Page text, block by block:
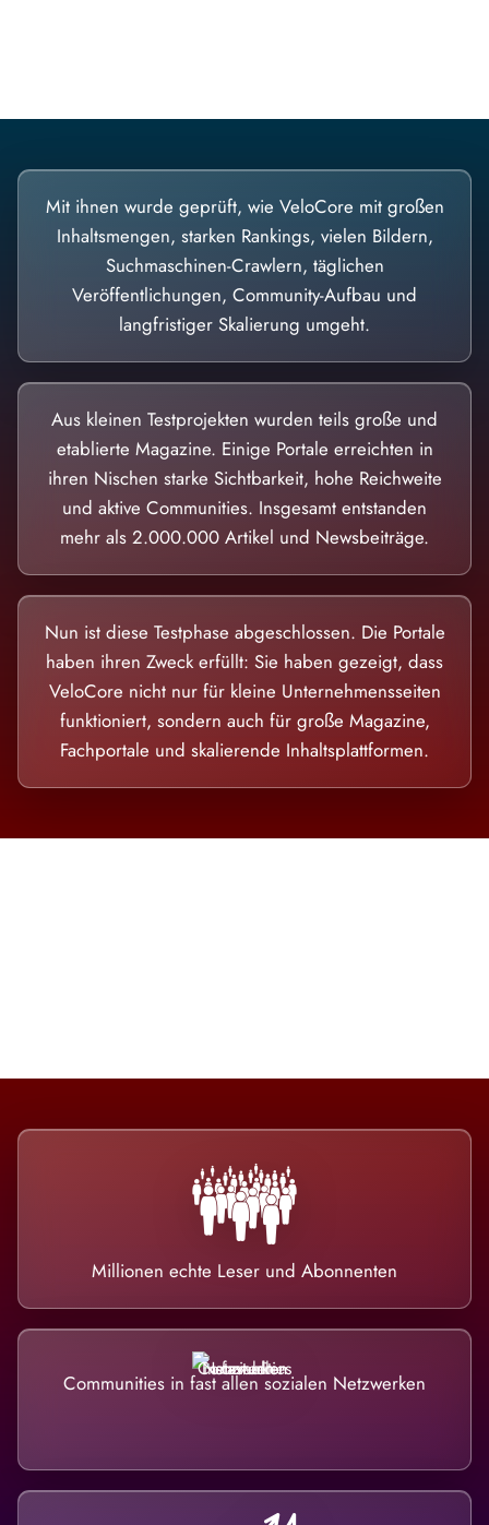
Mit ihnen wurde geprüft, wie VeloCore mit großen
Inhaltsmengen, starken Rankings, vielen Bildern,
Suchmaschinen-Crawlern, täglichen
Veröffentlichungen, Community-Aufbau und
langfristiger Skalierung umgeht.
Aus kleinen Testprojekten wurden teils große und
etablierte Magazine. Einige Portale erreichten in
ihren Nischen starke Sichtbarkeit, hohe Reichweite
und aktive Communities. Insgesamt entstanden
mehr als 2.000.000 Artikel und Newsbeiträge.
Nun ist diese Testphase abgeschlossen. Die Portale
haben ihren Zweck erfüllt: Sie haben gezeigt, dass
VeloCore nicht nur für kleine Unternehmensseiten
funktioniert, sondern auch für große Magazine,
Fachportale und skalierende Inhaltsplattformen.
Millionen echte Leser und Abonnenten
Communities in fast allen sozialen Netzwerken